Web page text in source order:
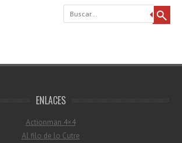
Buscar
ENLACES
Actionman 4×4
Al filo de lo Cutre